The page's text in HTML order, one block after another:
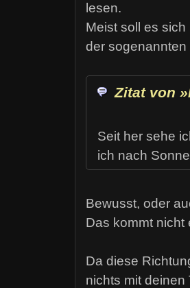
lesen.
Meist soll es
der
Zitat von
Seit her sehe
ich nach
Bewusst, oder
Das kommt nicht
Da diese
nichts mit